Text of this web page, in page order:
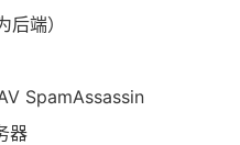
端）
SpamAssassin
器